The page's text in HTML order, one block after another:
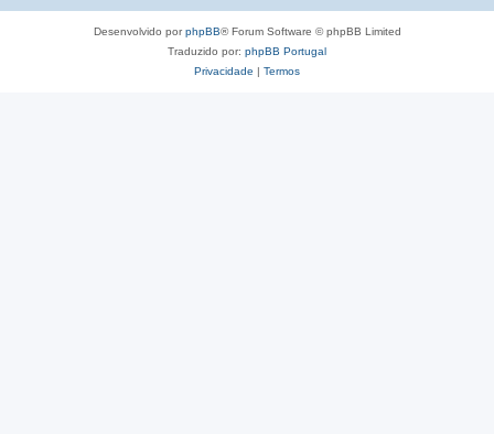
Desenvolvido porphpBB® Forum Software © phpBB Limited
Traduzido por: phpBB Portugal
Privacidade | Termos